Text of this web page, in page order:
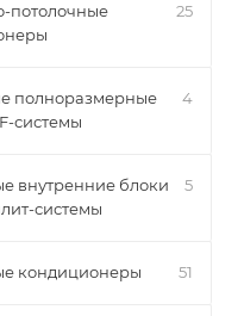
потолочные
25
полноразмерные
системы
4
внутренние блоки
системы
5
кондиционеры 51